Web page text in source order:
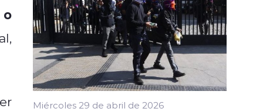
o
Miércoles 29 de abril de 2026